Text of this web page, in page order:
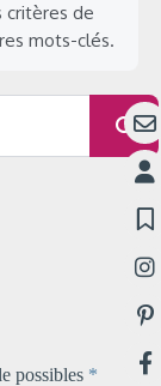
critères de
mots-clés.
possibles *